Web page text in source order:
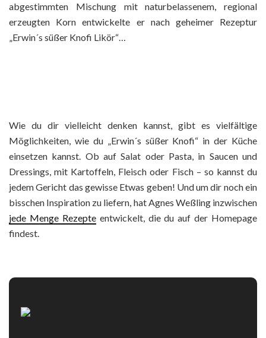
abgestimmten Mischung mit naturbelassenem, regional
erzeugten Korn entwickelte er nach geheimer Rezeptur
„Erwin´s süßer Knofi Likör“…
Wie du dir vielleicht denken kannst, gibt es vielfältige
Möglichkeiten, wie du „Erwin´s süßer Knofi“ in der Küche
einsetzen kannst. Ob auf Salat oder Pasta, in Saucen und
Dressings, mit Kartoffeln, Fleisch oder Fisch – so kannst du
jedem Gericht das gewisse Etwas geben! Und um dir noch ein
bisschen Inspiration zu liefern, hat Agnes Weßling inzwischen
jede Menge Rezepteentwickelt, die du auf der Homepage
findest.